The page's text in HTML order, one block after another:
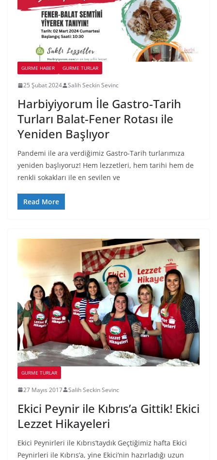
GURME HABER GURME TURLAR
25 Şubat 2024 Salih Seckin Sevinc
Harbiyiyorum İle Gastro-Tarih
Turları Balat-Fener Rotası ile
Yeniden Başlıyor
Pandemi ile ara verdiğimiz Gastro-Tarih turlarımıza
yeniden başlıyoruz! Hem lezzetleri, hem tarihi hem de
renkli sokakları ile en sevilen ve
Read More
GURME TURLAR
27 Mayıs 2017 Salih Seckin Sevinc
Ekici Peynir ile Kıbrıs’a Gittik! Ekici
Lezzet Hikayeleri
Ekici Peynirleri ile Kıbrıs’taydık Geçtiğimiz hafta Ekici
Peynirleri ile Kıbrıs’a, yine Ekici’nin hazırladığı uzun